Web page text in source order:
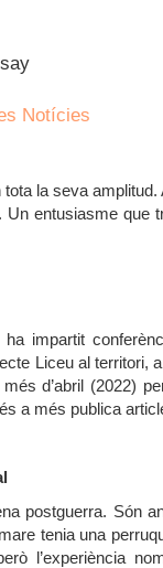
Notícies
la seva
entusiasme
impartit
Liceu al territori,
d’abril (2022)
a més publica
postguerra. Són
tenia una
l’experiència